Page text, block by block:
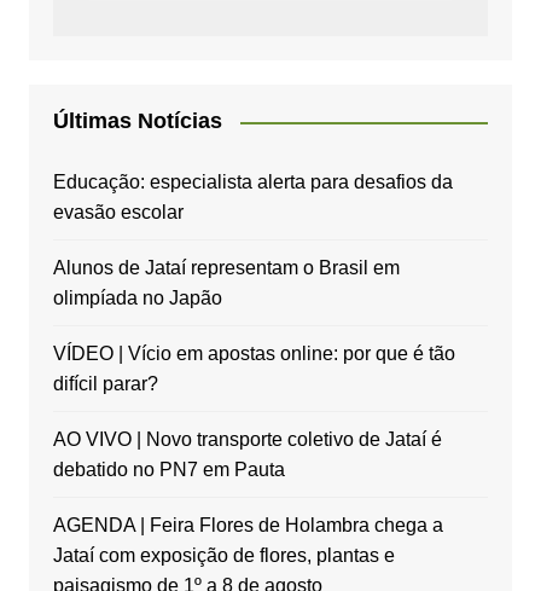
Últimas Notícias
Educação: especialista alerta para desafios da
evasão escolar
Alunos de Jataí representam o Brasil em
olimpíada no Japão
VÍDEO | Vício em apostas online: por que é tão
difícil parar?
AO VIVO | Novo transporte coletivo de Jataí é
debatido no PN7 em Pauta
AGENDA | Feira Flores de Holambra chega a
Jataí com exposição de flores, plantas e
paisagismo de 1º a 8 de agosto